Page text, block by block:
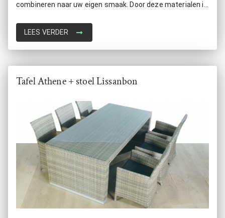
combineren naar uw eigen smaak. Door deze materialen is
roestbestendig.
LEES VERDER
Tafel Athene + stoel Lissanbon